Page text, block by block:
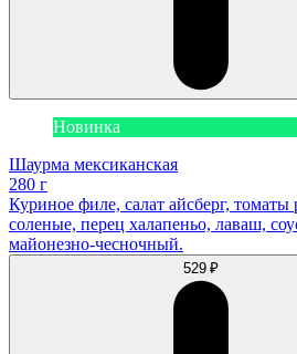
Новинка
Шаурма мексиканская
280 г
Куриное филе, салат айсберг,
соленые, перец халапеньо, лаваш,
майонезно-чесночный.
529 ₽